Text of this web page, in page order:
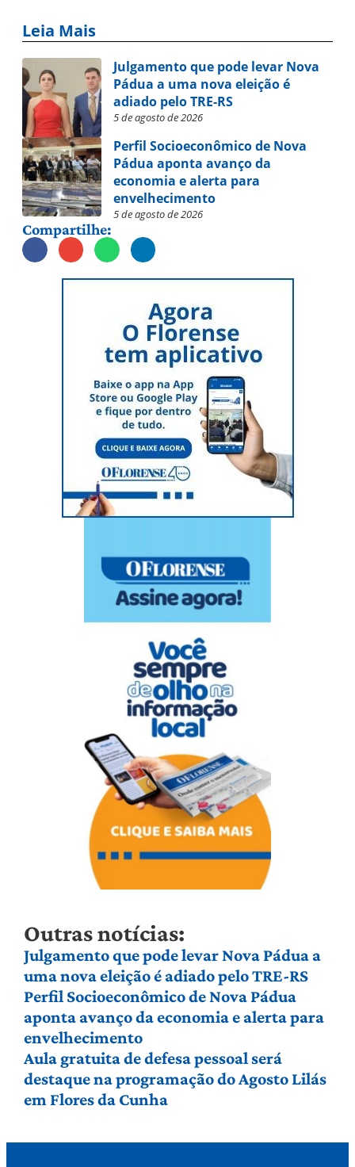
Leia Mais
Julgamento que pode levar Nova
Pádua a uma nova eleição é
adiado pelo TRE-RS
5 de agosto de 2026
Perfil Socioeconômico de Nova
Pádua aponta avanço da
economia e alerta para
envelhecimento
5 de agosto de 2026
Compartilhe:
Outras notícias:
Julgamento que pode levar Nova Pádua a
uma nova eleição é adiado pelo TRE-RS
Perfil Socioeconômico de Nova Pádua
aponta avanço da economia e alerta para
envelhecimento
Aula gratuita de defesa pessoal será
destaque na programação do Agosto Lilás
em Flores da Cunha